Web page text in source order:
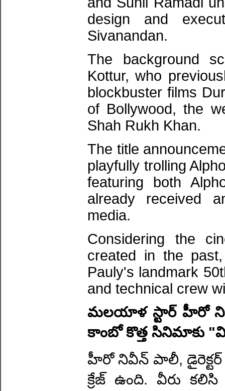
design and
Sivanandan.
The background
Kottur, who
blockbuster films
of Bollywood, the
Shah Rukh Khan.
The title
playfully trolling
featuring both
already received
media.
Considering the
created in the
Pauly's landmark
and technical crew
మలయాళ స్టార్ హీరో
కాంబో కొత్త సినిమాకు
హీరో నివీన్ పాలీ,
క్రేజ్ ఉంది. వీరు